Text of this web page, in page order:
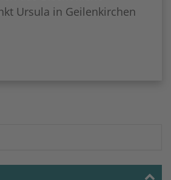
Ursula in Geilenkirchen